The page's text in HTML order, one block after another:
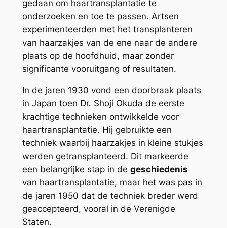
gedaan om haartransplantatie te
onderzoeken en toe te passen. Artsen
experimenteerden met het transplanteren
van haarzakjes van de ene naar de andere
plaats op de hoofdhuid, maar zonder
significante vooruitgang of resultaten.
In de jaren 1930 vond een doorbraak plaats
in Japan toen Dr. Shoji Okuda de eerste
krachtige technieken ontwikkelde voor
haartransplantatie. Hij gebruikte een
techniek waarbij haarzakjes in kleine stukjes
werden getransplanteerd. Dit markeerde
een belangrijke stap in de geschiedenis
van haartransplantatie, maar het was pas in
de jaren 1950 dat de techniek breder werd
geaccepteerd, vooral in de Verenigde
Staten.